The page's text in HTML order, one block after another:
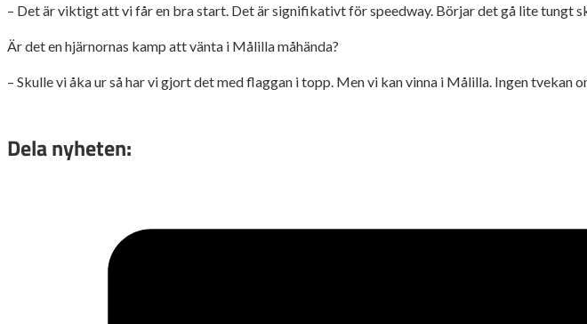
– Det är viktigt att vi får en bra start. Det är signifikativt för speedway. Börjar det gå lite tungt
Är det en hjärnornas kamp att vänta i Målilla måhända?
– Skulle vi åka ur så har vi gjort det med flaggan i topp. Men vi kan vinna i Målilla. Ingen tvekan
Dela nyheten: